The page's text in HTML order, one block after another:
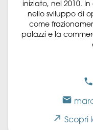
iniziato, nel 2010.
nello sviluppo di
come
palazzi e la
Scopri